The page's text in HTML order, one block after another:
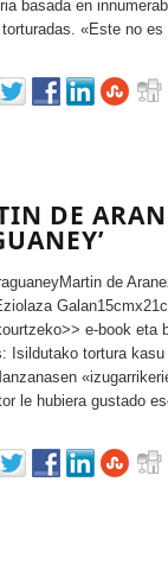
basada en
«Este no
DE
de
e-book eta
Isildutako tortura
le hubiera gustado